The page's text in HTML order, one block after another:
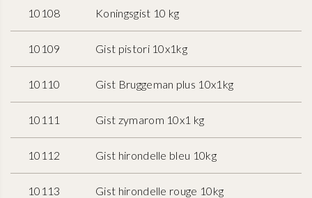
10108 Koningsgist 10 kg
10109 Gist pistori 10x1kg
10110 Gist Bruggeman plus 10x1kg
10111 Gist zymarom 10x1 kg
10112 Gist hirondelle bleu 10kg
10113 Gist hirondelle rouge 10kg